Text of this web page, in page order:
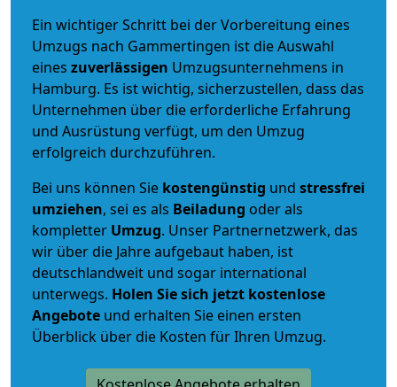
Ein wichtiger Schritt bei der Vorbereitung eines
Umzugs nach Gammertingen ist die Auswahl
eines zuverlässigen Umzugsunternehmens in
Hamburg. Es ist wichtig, sicherzustellen, dass das
Unternehmen über die erforderliche Erfahrung
und Ausrüstung verfügt, um den Umzug
erfolgreich durchzuführen.
Bei uns können Sie kostengünstig und stressfrei
umziehen, sei es als Beiladung oder als
kompletter Umzug. Unser Partnernetzwerk, das
wir über die Jahre aufgebaut haben, ist
deutschlandweit und sogar international
unterwegs. Holen Sie sich jetzt kostenlose
Angebote und erhalten Sie einen ersten
Überblick über die Kosten für Ihren Umzug.